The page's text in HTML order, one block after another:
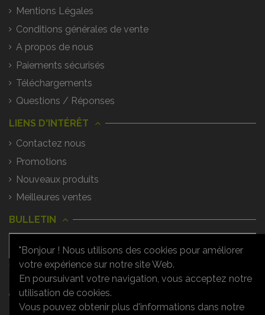
Mentions Légales
Conditions générales de vente
A propos de nous
Paiements sécurisés
Téléchargements
Questions / Réponses
LIENS D'INTÉRÊT
Contactez nous
Promotions
Nouveaux produits
Meilleures ventes
BULLETIN
Vous pouvez vous désinscrire à tout
moment. Vous trouverez pour cela nos
informations de contact dans les
conditions d'utilisation du site.
"Bonjour ! Nous utilisons des cookies pour améliorer
votre expérience sur notre site Web.
En poursuivant votre navigation, vous acceptez notre
utilisation de cookies.
Vous pouvez obtenir plus d'informations dans notre